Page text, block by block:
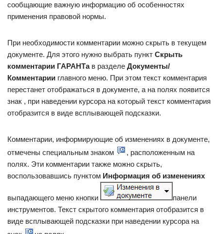
сообщающие важную информацию об особенностях
применения правовой нормы.
При необходимости комментарии можно скрыть в текущем
документе. Для этого нужно выбрать пункт Скрыть
комментарии ГАРАНТав разделе Документы/
Комментарии главного меню. При этом текст комментария
перестанет отображаться в документе, а на полях появится
знак , при наведении курсора на который текст комментария
отобразится в виде всплывающей подсказки.
Комментарии, информирующие об изменениях в документе,
отмечены специальным знаком
, расположенным на
полях. Эти комментарии также можно скрыть,
воспользовавшись пунктом Информация об изменениях
выпадающего меню кнопки
панели
инструментов. Текст скрытого комментария отобразится в
виде всплывающей подсказки при наведении курсора на